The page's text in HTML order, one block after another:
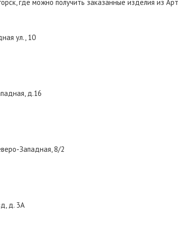
где можно получить заказанные изделия из
ул., 10
д.16
Западная, 8/2
д. 3А